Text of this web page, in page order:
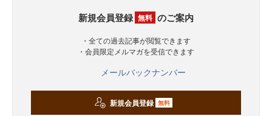
新規会員登録 無料 のご案内
・全ての過去記事が閲覧できます
・会員限定メルマガを受信できます
メールバックナンバー
新規会員登録 無料